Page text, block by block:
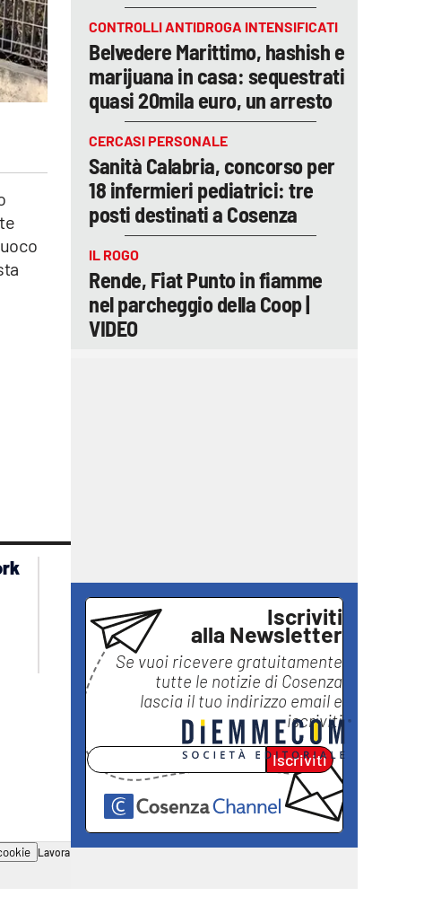
CONTROLLI ANTIDROGA INTENSIFICATI
Belvedere Marittimo, hashish e
marijuana in casa: sequestrati
quasi 20mila euro, un arresto
CERCASI PERSONALE
Sanità Calabria, concorso per
18 infermieri pediatrici: tre
posti destinati a Cosenza
IL ROGO
Rende, Fiat Punto in fiamme
nel parcheggio della Coop |
VIDEO
Iscriviti
alla Newsletter
Se vuoi ricevere gratuitamente
tutte le notizie di Cosenza
lascia il tuo indirizzo email e
iscriviti
Iscriviti
lactv.it
laconair.it
lacapitalenews.it
ilreggino.it
ilvibonese.it
catanzarochannel.it
Lavora con noi